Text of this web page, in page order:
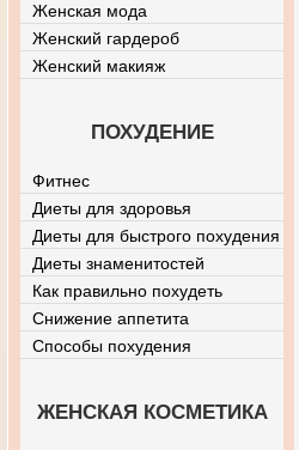
Женская мода
Женский гардероб
Женский макияж
ПОХУДЕНИЕ
Фитнес
Диеты для здоровья
Диеты для быстрого похудения
Диеты знаменитостей
Как правильно похудеть
Снижение аппетита
Способы похудения
ЖЕНСКАЯ КОСМЕТИКА